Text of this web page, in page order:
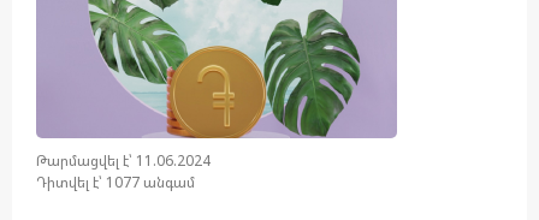
Թարմացվել է՝ 11.06.2024
Դիտվել է՝ 1077 անգամ